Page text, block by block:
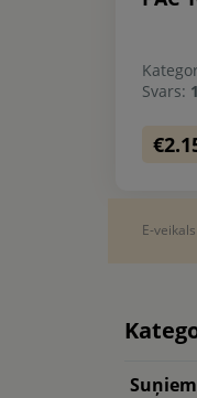
Svars:
E-veikals
Suņiem